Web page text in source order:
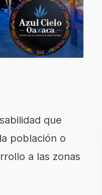
que
población o
a las zonas